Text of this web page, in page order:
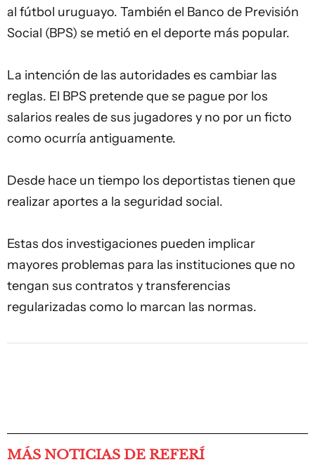
al fútbol uruguayo. También el Banco de Previsión
Social (BPS) se metió en el deporte más popular.
La intención de las autoridades es cambiar las
reglas. El BPS pretende que se pague por los
salarios reales de sus jugadores y no por un ficto
como ocurría antiguamente.
Desde hace un tiempo los deportistas tienen que
realizar aportes a la seguridad social.
Estas dos investigaciones pueden implicar
mayores problemas para las instituciones que no
tengan sus contratos y transferencias
regularizadas como lo marcan las normas.
MÁS NOTICIAS DE REFERÍ